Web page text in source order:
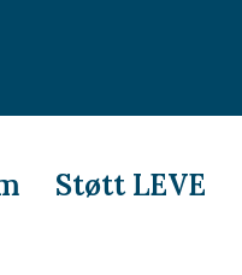
Støtt LEVE